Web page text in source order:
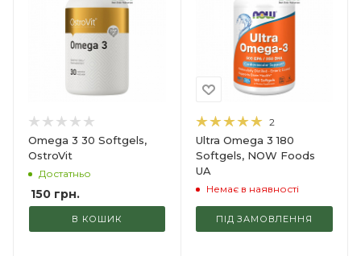
Omega 3 30 Softgels,
OstroVit
Достатньо
150 грн.
В КОШИК
2
Ultra Omega 3 180
Softgels, NOW Foods
UA
Немає в наявності
ПІД ЗАМОВЛЕННЯ